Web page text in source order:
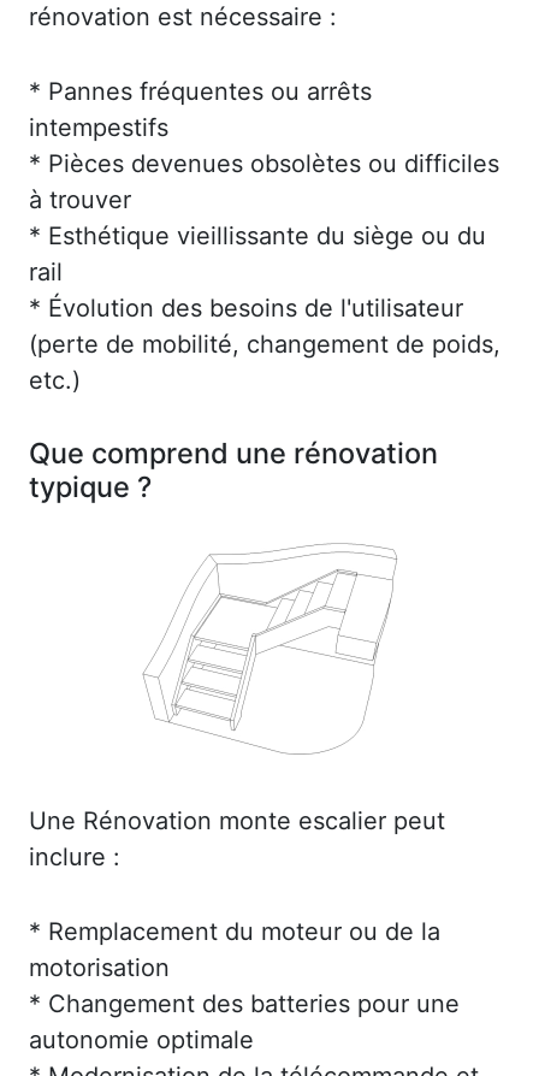
rénovation est nécessaire :
* Pannes fréquentes ou arrêts
intempestifs
* Pièces devenues obsolètes ou difficiles
à trouver
* Esthétique vieillissante du siège ou du
rail
* Évolution des besoins de l'utilisateur
(perte de mobilité, changement de poids,
etc.)
Que comprend une rénovation
typique ?
Une Rénovation monte escalier peut
inclure :
* Remplacement du moteur ou de la
motorisation
* Changement des batteries pour une
autonomie optimale